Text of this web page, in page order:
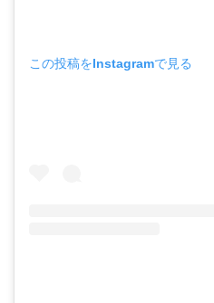
この投稿をInstagramで見る